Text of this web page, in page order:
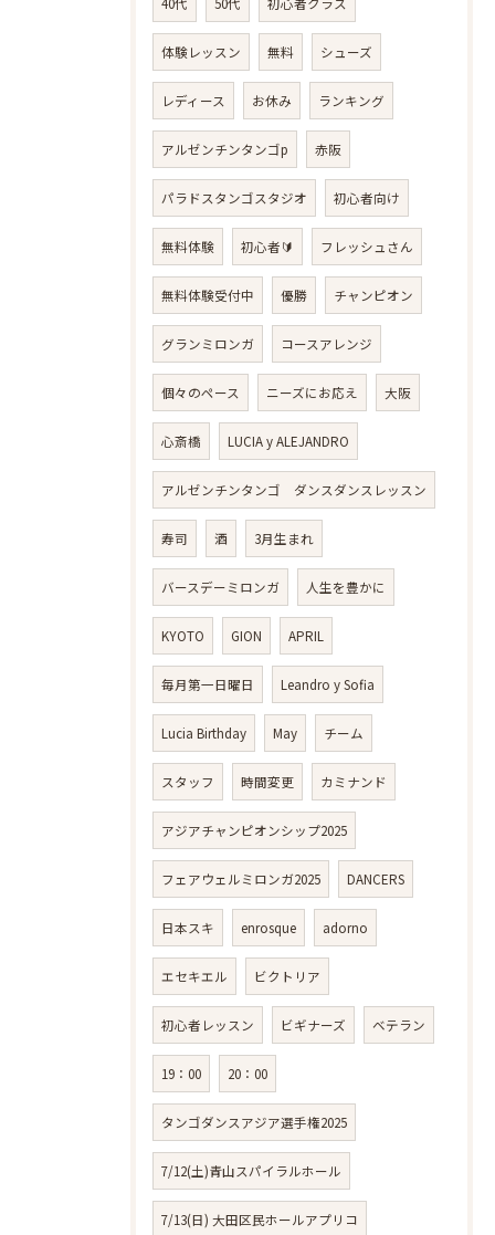
体験レッスン 無料 シューズ
レディース お休み ランキング
アルゼンチンタンゴp 赤阪
パラドスタンゴスタジオ 初心者向け
無料体験 初心者🔰 フレッシュさん
無料体験受付中 優勝 チャンピオン
グランミロンガ コースアレンジ
個々のペース ニーズにお応え 大阪
心斎橋 LUCIA y ALEJANDRO
アルゼンチンタンゴ ダンスダンスレッスン
寿司 酒 3月生まれ
バースデーミロンガ 人生を豊かに
KYOTO GION APRIL
毎月第一日曜日 Leandro y Sofia
Lucia Birthday May チーム
スタッフ 時間変更 カミナンド
アジアチャンピオンシップ2025
フェアウェルミロンガ2025 DANCERS
日本スキ enrosque adorno
エセキエル ビクトリア
初心者レッスン ビギナーズ ベテラン
19：00 20：00
タンゴダンスアジア選手権2025
7/12(土)青山スパイラルホール
7/13(日) 大田区民ホールアプリコ